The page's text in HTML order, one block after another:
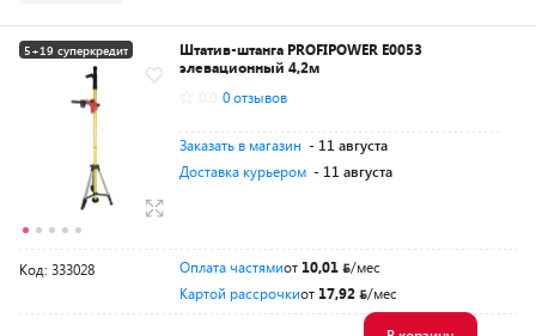
5+19 суперкредит
Штатив-штанга PROFIPOWER E0053
элевационный 4,2м
0 отзывов
Заказать в магазин - 11 августа
Доставка курьером - 11 августа
Код: 333028 Оплата частямиот 10,01
/мес
Картой рассрочкиот 17,92 /мес